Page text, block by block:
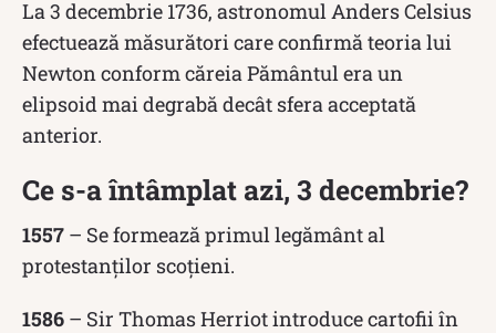
La 3 decembrie 1736, astronomul Anders Celsius
efectuează măsurători care confirmă teoria lui
Newton conform căreia Pământul era un
elipsoid mai degrabă decât sfera acceptată
anterior.
Ce s-a întâmplat azi, 3 decembrie?
1557 – Se formează primul legământ al
protestanților scoțieni.
1586 – Sir Thomas Herriot introduce cartofii în